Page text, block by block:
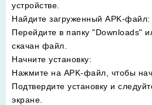
устройстве.
Найдите загруженный APK-файл:
Перейдите в папку "Downloads"
скачан файл.
Начните установку:
Нажмите на APK-файл, чтобы
Подтвердите установку и
экране.